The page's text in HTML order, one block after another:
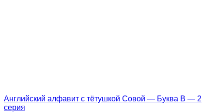
Английский алфавит с тётушкой Совой — Буква B — 2
серия